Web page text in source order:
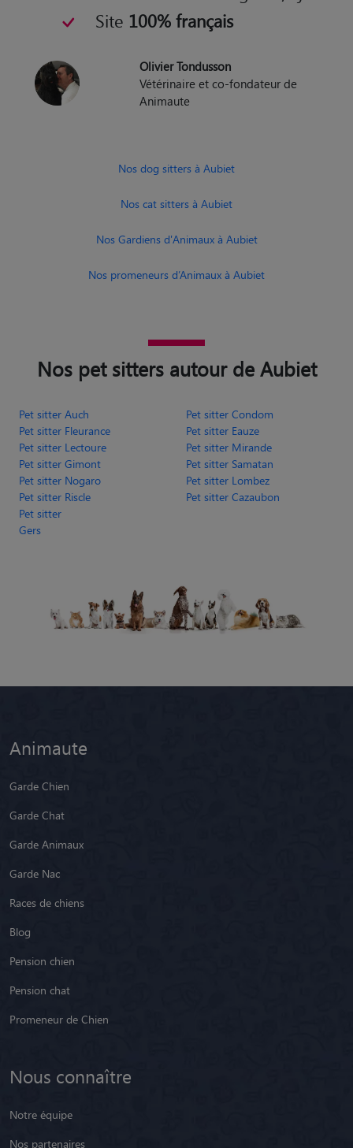
Olivier Tondusson
Animaute
Nos cat sitters à Aubiet
Nos Gardiens d'Animaux à Aubiet
Nos promeneurs d’Animaux à Aubiet
Nos pet sitters autour de Aubiet
Pet sitter Auch
Pet sitter Condom
Pet sitter Lectoure
Pet sitter Mirande
Pet sitter Gimont
Pet sitter Samatan
Pet sitter Nogaro
Pet sitter Lombez
Pet sitter Riscle
Pet sitter Cazaubon
Pet sitter
Gers
Garde Chien
Garde Chat
Garde Animaux
Garde Nac
Races de chiens
Blog
Pension chien
Pension chat
Promeneur de Chien
Notre équipe
Nos partenaires
Nos petsitters par région